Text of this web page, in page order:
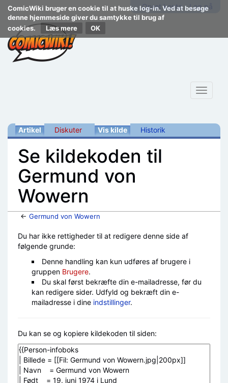
ComicWiki bruger en cookie til at huske log-in. Ved at besøge
denne hjemmeside giver du samtykke til brug af
cookies.
Læs mere
Opret konto Log på
Toggle
Artikel Diskuter Vis kilde Historik
Se kildekoden til
Germund von
Wowern
← Germund von Wowern
Du har ikke rettigheder til at redigere denne side af
følgende grunde:
Denne handling kan kun udføres af brugere i
gruppen Brugere.
Du skal først bekræfte din e-mailadresse, før du
kan redigere sider. Udfyld og bekræft din e-
mailadresse i dine indstillinger.
Du kan se og kopiere kildekoden til siden: